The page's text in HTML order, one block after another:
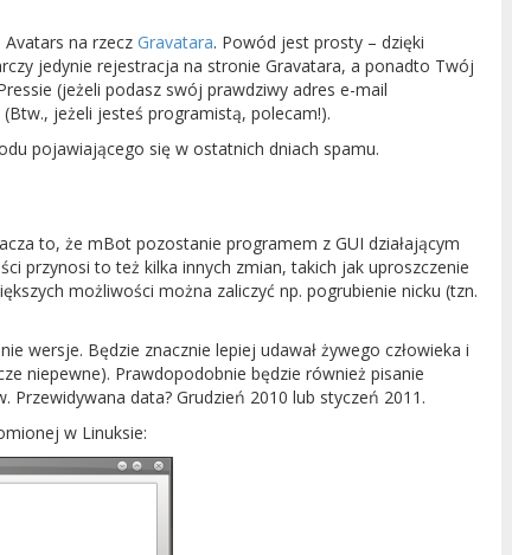
na rzecz Gravatara. Powód jest prosty – dzięki
jedynie rejestracja na stronie Gravatara, a ponadto Twój
(jeżeli podasz swój prawdziwy adres e-mail
(Btw., jeżeli jesteś programistą, polecam!).
pojawiającego się w ostatnich dniach spamu.
to, że mBot pozostanie programem z GUI działającym
przynosi to też kilka innych zmian, takich jak uproszczenie
możliwości można zaliczyć np. pogrubienie nicku (tzn.
wersje. Będzie znacznie lepiej udawał żywego człowieka i
niepewne). Prawdopodobnie będzie również pisanie
data? Grudzień 2010 lub styczeń 2011.
w Linuksie: